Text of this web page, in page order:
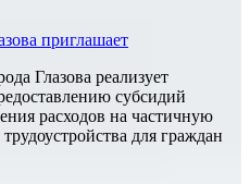
приглашает
Глазова реализует
субсидий
расходов на частичную
для граждан